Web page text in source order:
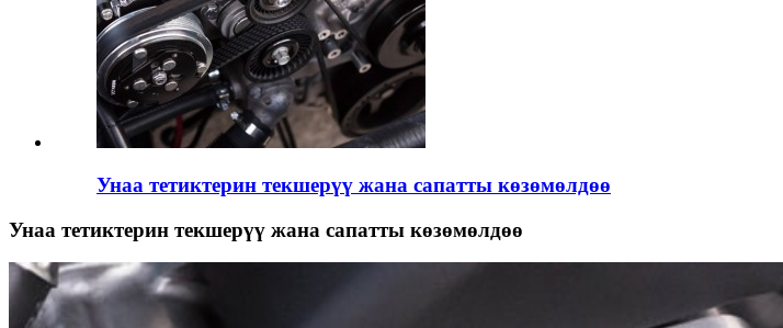
Унаа тетиктерин текшерүү жана сапатты көзөмөлдөө
Унаа тетиктерин текшерүү жана сапатты көзөмөлдөө